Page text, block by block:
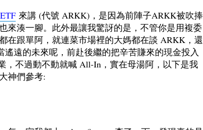
來講 (代號 ARKK)，是因為前陣子ARKK被吹捧
來湊一腳。此外最讓我驚訝的是，不管你是用複委
在跟單阿，就連菜市場裡的大媽都在談 ARKK，還
遠的未來呢，前赴後繼的把辛苦賺來的現金投入
，不過動不動就喊 All-In，實在母湯阿，以下是我
神們參考: